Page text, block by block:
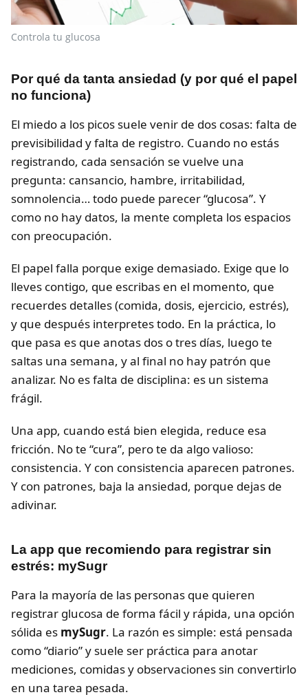
Controla tu glucosa
Por qué da tanta ansiedad (y por qué el papel
no funciona)
El miedo a los picos suele venir de dos cosas: falta de
previsibilidad y falta de registro. Cuando no estás
registrando, cada sensación se vuelve una
pregunta: cansancio, hambre, irritabilidad,
somnolencia… todo puede parecer “glucosa”. Y
como no hay datos, la mente completa los espacios
con preocupación.
El papel falla porque exige demasiado. Exige que lo
lleves contigo, que escribas en el momento, que
recuerdes detalles (comida, dosis, ejercicio, estrés),
y que después interpretes todo. En la práctica, lo
que pasa es que anotas dos o tres días, luego te
saltas una semana, y al final no hay patrón que
analizar. No es falta de disciplina: es un sistema
frágil.
Una app, cuando está bien elegida, reduce esa
fricción. No te “cura”, pero te da algo valioso:
consistencia. Y con consistencia aparecen patrones.
Y con patrones, baja la ansiedad, porque dejas de
adivinar.
La app que recomiendo para registrar sin
estrés: mySugr
Para la mayoría de las personas que quieren
registrar glucosa de forma fácil y rápida, una opción
sólida es mySugr. La razón es simple: está pensada
como “diario” y suele ser práctica para anotar
mediciones, comidas y observaciones sin convertirlo
en una tarea pesada.